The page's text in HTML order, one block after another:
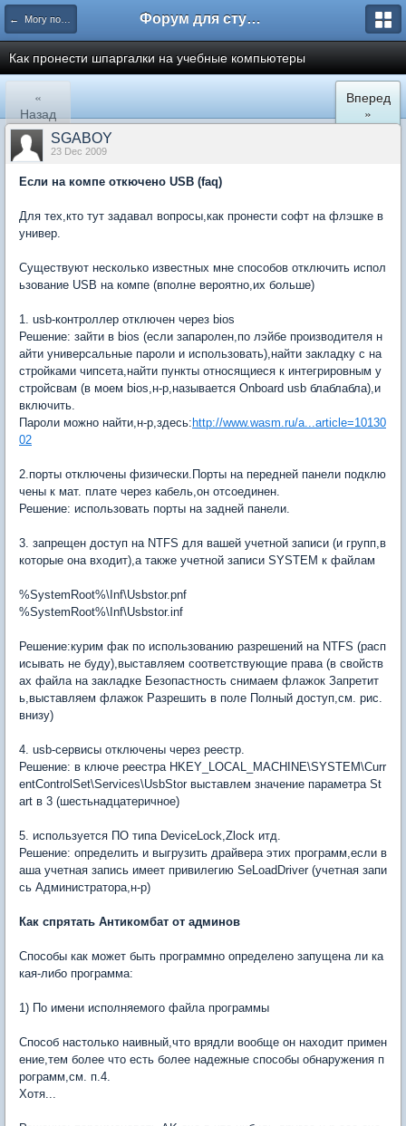
← Могу помочь Форум для студента СГА
Как пронести шпаргалки на учебные компьютеры
«
Назад
Вперед
»
SGABOY
23 Dec 2009
Если на компе откючено USB (faq)
Для тех,кто тут задавал вопросы,как пронести софт на флэшке в
универ.
Существуют несколько известных мне способов отключить испол
ьзование USB на компе (вполне вероятно,их больше)
1. usb-контроллер отключен через bios
Решение: зайти в bios (если запаролен,по лэйбе производителя н
айти универсальные пароли и использовать),найти закладку с на
стройками чипсета,найти пункты относящиеся к интегрировным у
стройсвам (в моем bios,н-р,называется Onboard usb блаблабла),и
включить.
Пароли можно найти,н-р,здесь: http://www.wasm.ru/a...article=10130
02
2.порты отключены физически.Порты на передней панели подклю
чены к мат. плате через кабель,он отсоединен.
Решение: использовать порты на задней панели.
3. запрещен доступ на NTFS для вашей учетной записи (и групп,в
которые она входит),а также учетной записи SYSTEM к файлам
%SystemRoot%\Inf\Usbstor.pnf
%SystemRoot%\Inf\Usbstor.inf
Решение:курим фак по использованию разрешений на NTFS (расп
исывать не буду),выставляем соответствующие права (в свойств
ах файла на закладке Безопастность снимаем флажок Запретит
ь,выставляем флажок Разрешить в поле Полный доступ,см. рис.
внизу)
4. usb-сервисы отключены через реестр.
Решение: в ключе реестра HKEY_LOCAL_MACHINE\SYSTEM\Curr
entControlSet\Services\UsbStor выставлем значение параметра St
art в 3 (шестьнадцатеричное)
5. используется ПО типа DeviceLock,Zlock итд.
Решение: определить и выгрузить драйвера этих программ,если в
аша учетная запись имеет привилегию SeLoadDriver (учетная запи
сь Администратора,н-р)
Как спрятать Антикомбат от админов
Способы как может быть программно определено запущена ли ка
кая-либо программа:
1) По имени исполняемого файла программы
Способ настолько наивный,что врядли вообще он находит примен
ение,тем более что есть более надежные способы обнаружения п
рограмм,см. п.4.
Хотя...